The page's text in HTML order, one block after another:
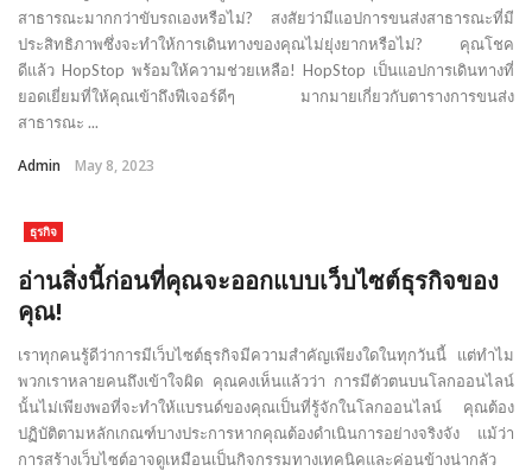
สาธารณะมากกว่าขับรถเองหรือไม่? สงสัยว่ามีแอปการขนส่งสาธารณะที่มี
ประสิทธิภาพซึ่งจะทำให้การเดินทางของคุณไม่ยุ่งยากหรือไม่? คุณโชค
ดีแล้ว HopStop พร้อมให้ความช่วยเหลือ! HopStop เป็นแอปการเดินทางที่
ยอดเยี่ยมที่ให้คุณเข้าถึงฟีเจอร์ดีๆ มากมายเกี่ยวกับตารางการขนส่ง
สาธารณะ ...
Admin May 8, 2023
ธุรกิจ
อ่านสิ่งนี้ก่อนที่คุณจะออกแบบเว็บไซต์ธุรกิจของ
คุณ!
เราทุกคนรู้ดีว่าการมีเว็บไซต์ธุรกิจมีความสำคัญเพียงใดในทุกวันนี้ แต่ทำไม
พวกเราหลายคนถึงเข้าใจผิด คุณคงเห็นแล้วว่า การมีตัวตนบนโลกออนไลน์
นั้นไม่เพียงพอที่จะทำให้แบรนด์ของคุณเป็นที่รู้จักในโลกออนไลน์ คุณต้อง
ปฏิบัติตามหลักเกณฑ์บางประการหากคุณต้องดำเนินการอย่างจริงจัง แม้ว่า
การสร้างเว็บไซต์อาจดูเหมือนเป็นกิจกรรมทางเทคนิคและค่อนข้างน่ากลัว